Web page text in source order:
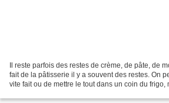
Il reste parfois des restes de crème, de pâte, de
fait de la pâtisserie il y a souvent des restes. On
vite fait ou de mettre le tout dans un coin du frigo,